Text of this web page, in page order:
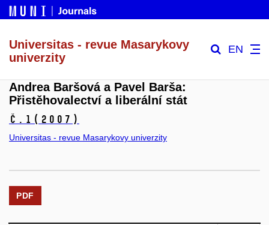
Universitas - revue Masarykovy
univerzity
EN
Andrea Baršová a Pavel Barša:
Přistěhovalectví a liberální stát
č.1 (2007)
Universitas - revue Masarykovy univerzity
PDF